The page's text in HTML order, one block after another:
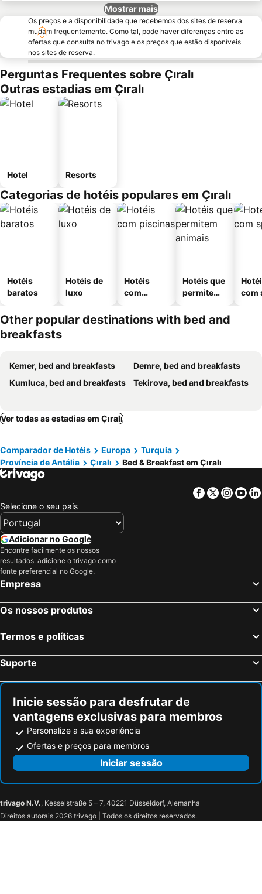
Mostrar mais
Os preços e a disponibilidade que recebemos dos sites de reserva
mudam frequentemente. Como tal, pode haver diferenças entre as
ofertas que consulta no trivago e os preços que estão disponíveis
nos sites de reserva.
Perguntas Frequentes sobre Çıralı
Outras estadias em Çıralı
Hotel Resorts
Categorias de hotéis populares em Çıralı
Hotéis
baratos
Hotéis de
luxo
Hotéis
com
Hotéis que
permitem
com
Other popular destinations with bed and
breakfasts
Kemer, bed and breakfasts
Demre, bed and breakfasts
Kumluca, bed and breakfasts
Tekirova, bed and breakfasts
Ver todas as estadias em Çıralı
Comparador de Hotéis Europa
Turquia
Província de Antália
Çıralı Bed & Breakfast em Çıralı
Facebook
Twitter
Selecione o seu país
Adicionar no Google
Encontre facilmente os nossos
resultados: adicione o trivago como
fonte preferencial no Google.
Empresa
Os nossos produtos
Termos e políticas
Suporte
Inicie sessão para desfrutar de
vantagens exclusivas para membros
Personalize a sua experiência
Ofertas e preços para membros
Iniciar sessão
trivago N.V., Kesselstraße 5 – 7, 40221 Düsseldorf, Alemanha
Direitos autorais 2026 trivago | Todos os direitos reservados.